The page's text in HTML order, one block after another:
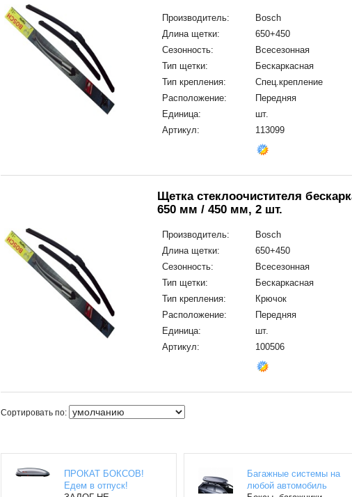
Производитель:
Bosch
Длина щетки:
650+450
Сезонность:
Всесезонная
Тип щетки:
Бескаркасная
Тип крепления:
Спец.крепление
Расположение:
Передняя
Единица:
шт.
Артикул:
113099
Щетка стеклоочистителя
650 мм / 450 мм, 2 шт.
Производитель:
Bosch
Длина щетки:
650+450
Сезонность:
Всесезонная
Тип щетки:
Бескаркасная
Тип крепления:
Крючок
Расположение:
Передняя
Единица:
шт.
Артикул:
100506
Сортировать по:
ПРОКАТ БОКСОВ!
Едем в отпуск!
Багажные системы на
любой автомобиль